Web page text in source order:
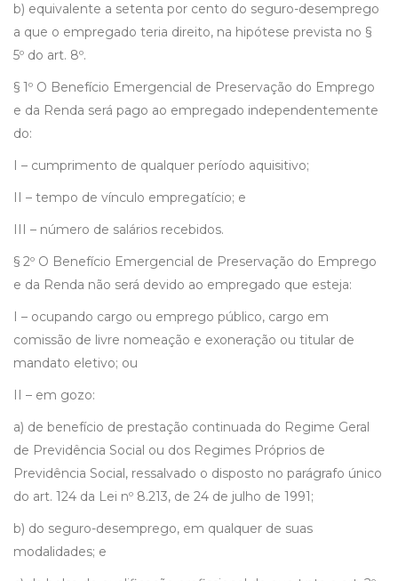
b) equivalente a setenta por cento do seguro-desemprego
a que o empregado teria direito, na hipótese prevista no §
5º do art. 8º.
§ 1º O Benefício Emergencial de Preservação do Emprego
e da Renda será pago ao empregado independentemente
do:
I – cumprimento de qualquer período aquisitivo;
II – tempo de vínculo empregatício; e
III – número de salários recebidos.
§ 2º O Benefício Emergencial de Preservação do Emprego
e da Renda não será devido ao empregado que esteja:
I – ocupando cargo ou emprego público, cargo em
comissão de livre nomeação e exoneração ou titular de
mandato eletivo; ou
II – em gozo:
a) de benefício de prestação continuada do Regime Geral
de Previdência Social ou dos Regimes Próprios de
Previdência Social, ressalvado o disposto no parágrafo único
do art. 124 da Lei nº 8.213, de 24 de julho de 1991;
b) do seguro-desemprego, em qualquer de suas
modalidades; e